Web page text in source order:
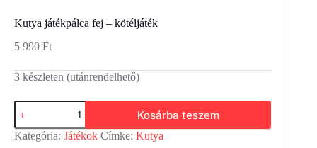
Kutya játékpálca fej – kötéljáték
5 990 Ft
3 készleten (utánrendelhető)
Kutya
játékpálca
fej
-
Kosárba teszem
Kategória: Játékok Címke: Kutya